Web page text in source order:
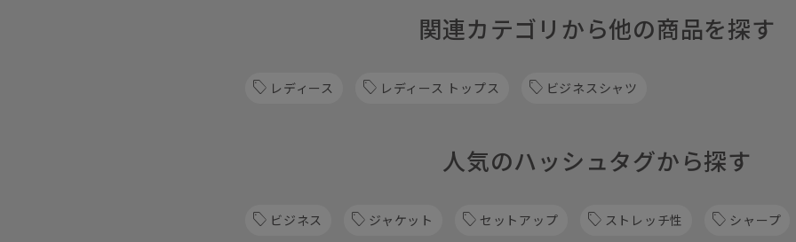
関連カテゴリから他の商品を探す
レディース レディース トップス ビジネスシャツ
人気のハッシュタグから探す
ビジネス ジャケット セットアップ ストレッチ性 シャープ